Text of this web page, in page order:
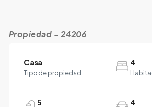
Propiedad - 24206
Casa
Tipo de propiedad
4
5 4